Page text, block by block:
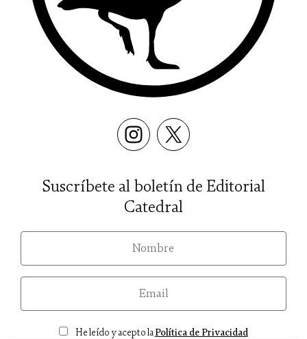
Suscríbete al boletín de Editorial
Catedral
ConsentimientoHe leído y acepto laPolítica de Privacidad